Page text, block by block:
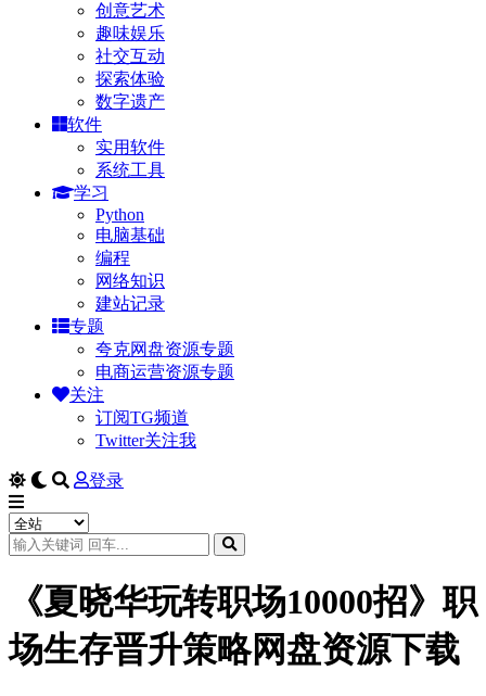
创意艺术
趣味娱乐
社交互动
探索体验
数字遗产
软件
实用软件
系统工具
学习
Python
电脑基础
编程
网络知识
建站记录
专题
夸克网盘资源专题
电商运营资源专题
关注
订阅TG频道
Twitter关注我
登录
《夏晓华玩转职场10000招》职
场生存晋升策略网盘资源下载